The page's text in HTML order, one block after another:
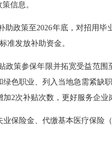
信息。
政策至2026年底，对招用
准发放补助资金。
策参保年限并拓宽受益范围
色职业、列入当地急需紧缺
2次补贴次数，更好服务企业
保险金、代缴基本医疗保险